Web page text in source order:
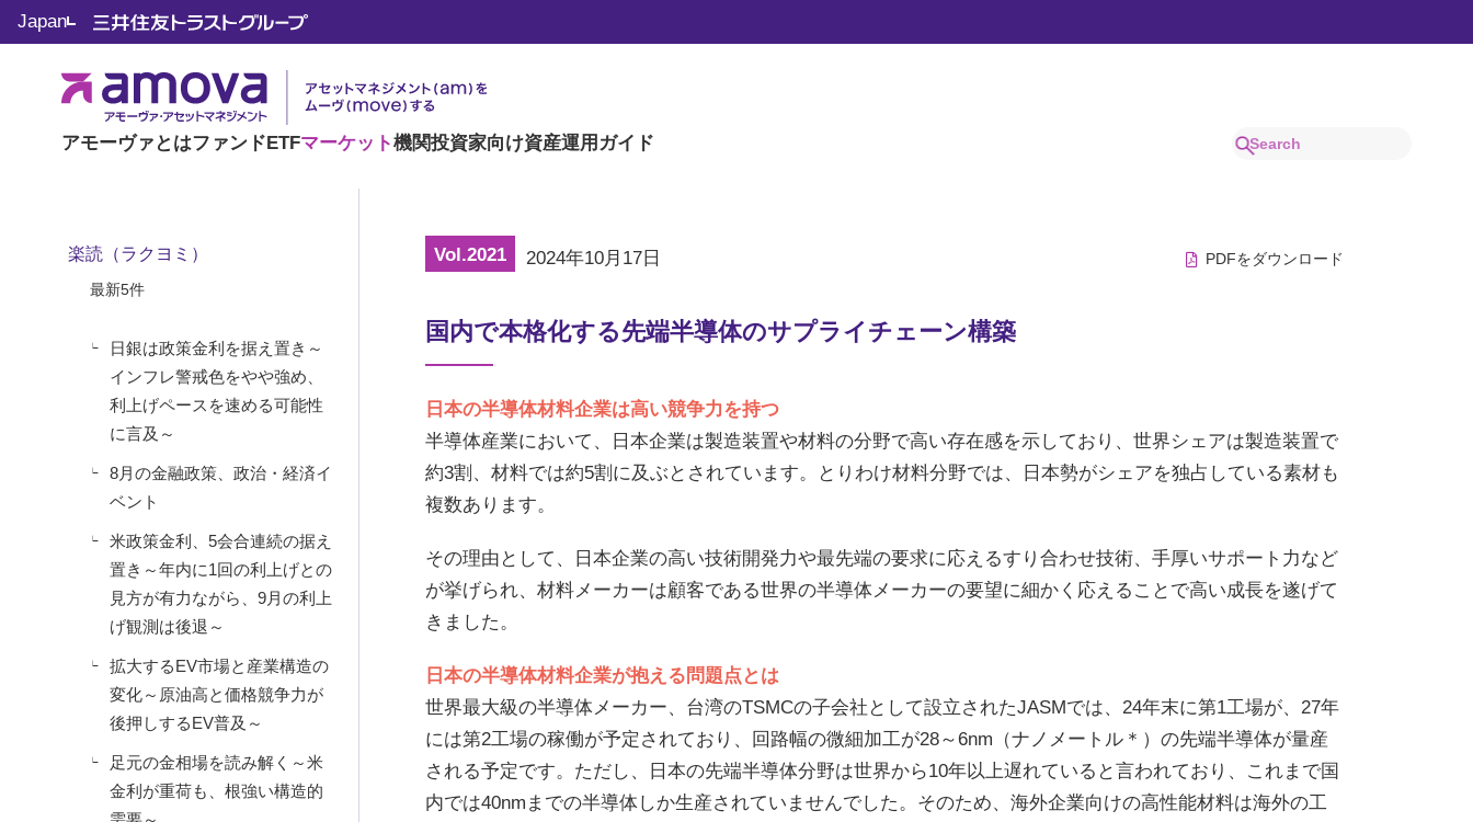
アモーヴァとはファンドETFマーケット機関投資家向け資産運用ガイド
Japan
マーケット情報
楽読（ラクヨミ）
楽読（ラクヨミ）
最新5件
日銀は政策金利を据え置き～
インフレ警戒色をやや強め、
利上げペースを速める可能性
に言及～
8月の金融政策、政治・経済イ
ベント
米政策金利、5会合連続の据え
置き～年内に1回の利上げとの
見方が有力ながら、9月の利上
げ観測は後退～
拡大するEV市場と産業構造の
変化～原油高と価格競争力が
後押しするEV普及～
足元の金相場を読み解く～米
金利が重荷も、根強い構造的
Vol.2021 2024年10月17日 PDFをダウンロード
国内で本格化する先端半導体のサプライチェーン構築
日本の半導体材料企業は高い競争力を持つ
半導体産業において、日本企業は製造装置や材料の分野で高い存在感を示しており、世界シェアは製造装置で
約3割、材料では約5割に及ぶとされています。とりわけ材料分野では、日本勢がシェアを独占している素材も
複数あります。
その理由として、日本企業の高い技術開発力や最先端の要求に応えるすり合わせ技術、手厚いサポート力など
が挙げられ、材料メーカーは顧客である世界の半導体メーカーの要望に細かく応えることで高い成長を遂げて
きました。
日本の半導体材料企業が抱える問題点とは
世界最大級の半導体メーカー、台湾のTSMCの子会社として設立されたJASMでは、24年末に第1工場が、27年
には第2工場の稼働が予定されており、回路幅の微細加工が28～6nm（ナノメートル＊）の先端半導体が量産
される予定です。ただし、日本の先端半導体分野は世界から10年以上遅れていると言われており、これまで国
内では40nmまでの半導体しか生産されていませんでした。そのため、海外企業向けの高性能材料は海外の工